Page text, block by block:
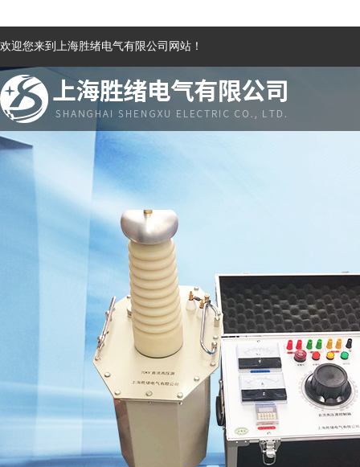
欢迎您来到上海胜绪电气有限公司网站！